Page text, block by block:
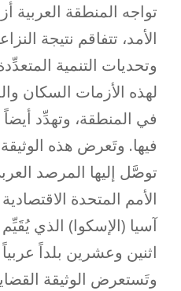
تواجه المنطقة العربية
الأمد، تتفاقم نتيجة
وتحديات التنمية
لهذه الأزمات السكان
في المنطقة، وتهدِّد
فيها. وتَعرض هذه الوثيقة
توصَّل إليها المرصد
الأمم المتحدة
آسيا (الإسكوا) الذي
اثنين وعشرين بلداً
وتَستعرض الوثيقة